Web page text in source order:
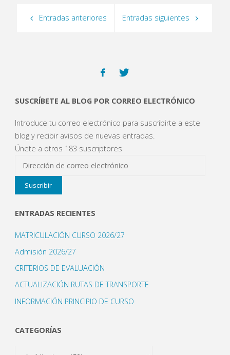
CURSO"
Entradas anteriores Entradas siguientes
SUSCRÍBETE AL BLOG POR CORREO ELECTRÓNICO
Introduce tu correo electrónico para suscribirte a este
blog y recibir avisos de nuevas entradas.
Únete a otros 183 suscriptores
correo
Suscribir
ENTRADAS RECIENTES
MATRICULACIÓN CURSO 2026/27
Admisión 2026/27
CRITERIOS DE EVALUACIÓN
ACTUALIZACIÓN RUTAS DE TRANSPORTE
INFORMACIÓN PRINCIPIO DE CURSO
CATEGORÍAS